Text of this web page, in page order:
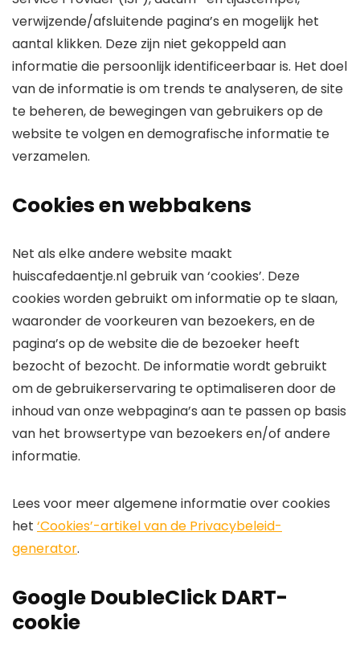
verwijzende/afsluitende pagina’s en mogelijk het
aantal klikken. Deze zijn niet gekoppeld aan
informatie die persoonlijk identificeerbaar is. Het doel
van de informatie is om trends te analyseren, de site
te beheren, de bewegingen van gebruikers op de
website te volgen en demografische informatie te
verzamelen.
Cookies en webbakens
Net als elke andere website maakt
huiscafedaentje.nl gebruik van ‘cookies’. Deze
cookies worden gebruikt om informatie op te slaan,
waaronder de voorkeuren van bezoekers, en de
pagina’s op de website die de bezoeker heeft
bezocht of bezocht. De informatie wordt gebruikt
om de gebruikerservaring te optimaliseren door de
inhoud van onze webpagina’s aan te passen op basis
van het browsertype van bezoekers en/of andere
informatie.
Lees voor meer algemene informatie over cookies
het ‘Cookies’-artikel van de Privacybeleid-
generator.
Google DoubleClick DART-
cookie